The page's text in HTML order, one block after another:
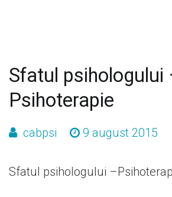
Sfatul psihologului
Psihoterapie
cabpsi 9 august 2015
Sfatul psihologului